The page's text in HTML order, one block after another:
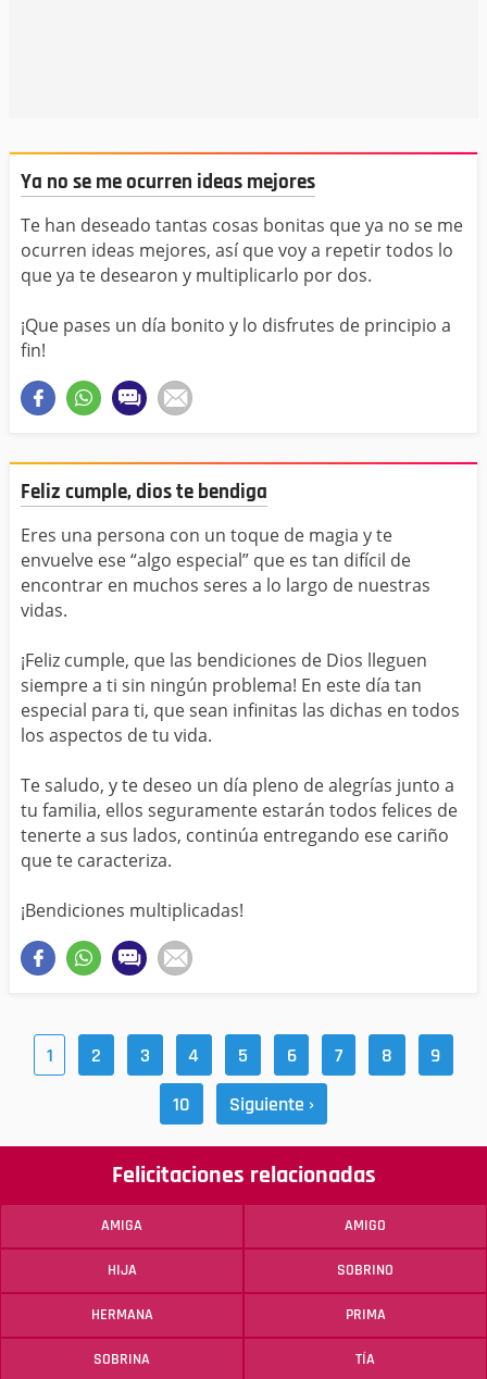
Ya no se me ocurren ideas mejores
Te han deseado tantas cosas bonitas que ya no se me
ocurren ideas mejores, así que voy a repetir todos lo
que ya te desearon y multiplicarlo por dos.
¡Que pases un día bonito y lo disfrutes de principio a
fin!
Feliz cumple, dios te bendiga
Eres una persona con un toque de magia y te
envuelve ese “algo especial” que es tan difícil de
encontrar en muchos seres a lo largo de nuestras
vidas.
¡Feliz cumple, que las bendiciones de Dios lleguen
siempre a ti sin ningún problema! En este día tan
especial para ti, que sean infinitas las dichas en todos
los aspectos de tu vida.
Te saludo, y te deseo un día pleno de alegrías junto a
tu familia, ellos seguramente estarán todos felices de
tenerte a sus lados, continúa entregando ese cariño
que te caracteriza.
¡Bendiciones multiplicadas!
1 2 3 4 5 6 7 8
9
10
Siguiente ›
Felicitaciones relacionadas
AMIGA AMIGO
HIJA SOBRINO
HERMANA PRIMA
SOBRINA TÍA